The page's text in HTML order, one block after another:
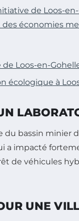
de Loos-
économies
de Loos-en-
écologique à
du bassin minier
a impacté
de véhicules
UNE